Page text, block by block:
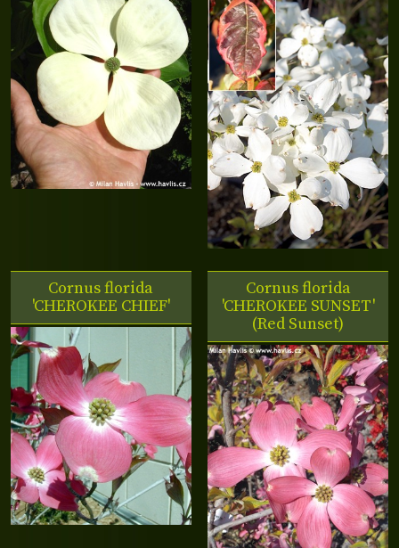
Cornus florida
'CHEROKEE CHIEF'
Cornus florida
'CHEROKEE SUNSET'
(Red Sunset)